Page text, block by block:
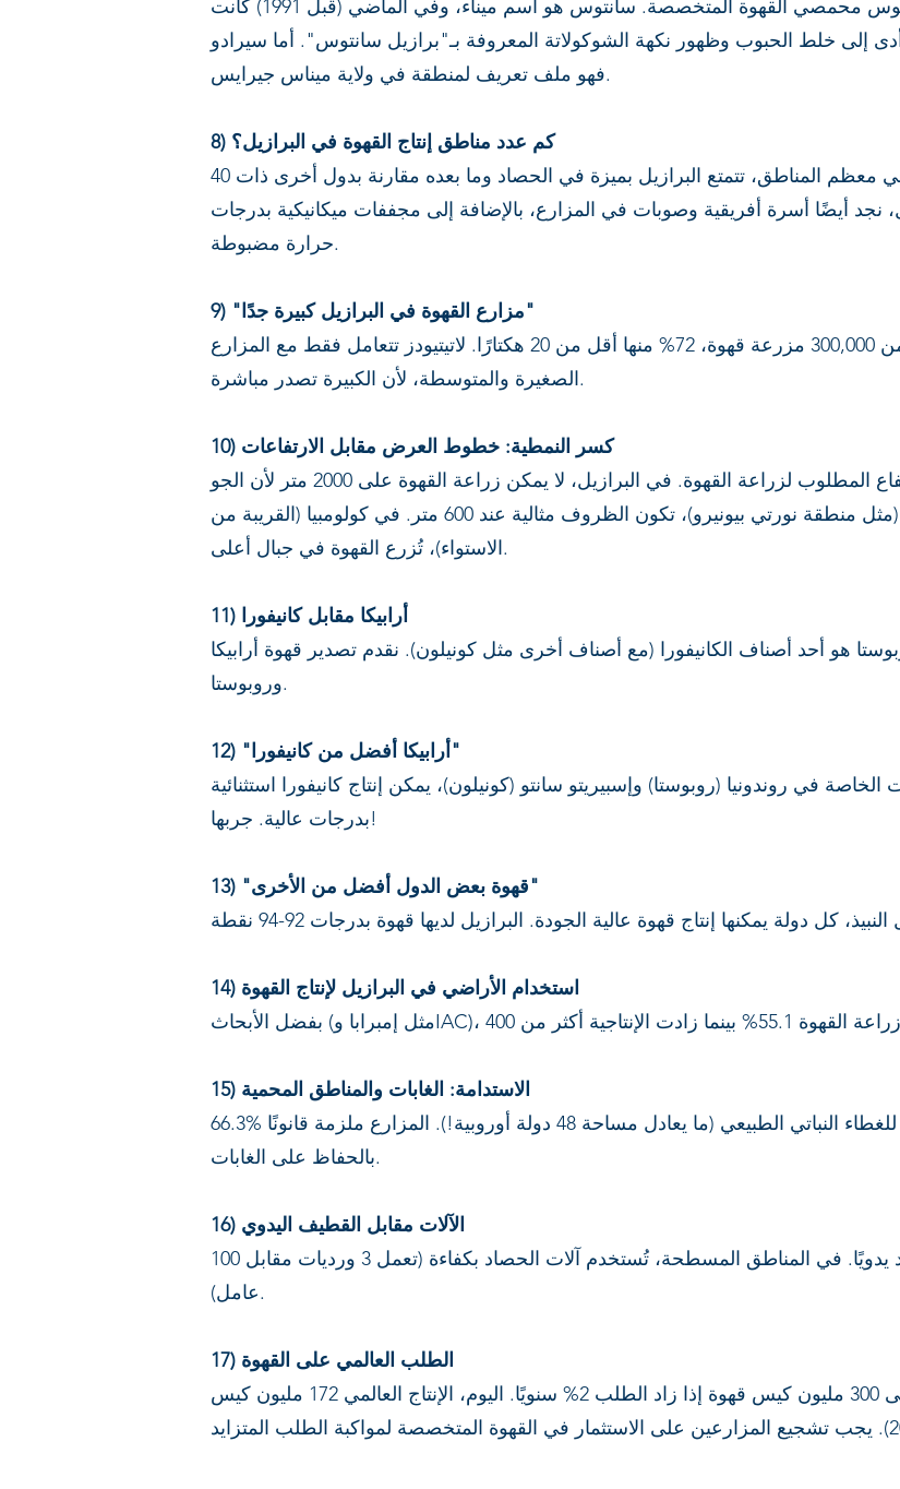
هذه الأسماء تختفي تدريجيًا من قاموس محمصي القهوة المتخصصة. سانتوس هو اسم ميناء، وفي الماضي (قبل 1991) كانت
إلى خلط الحبوب وظهور نكهة الشوكولاتة المعروفة بـ"برازيل سانتوس". أما سيرادو
فهو ملف تعريف لمنطقة في ولاية ميناس جيرايس.
8) كم عدد مناطق إنتاج القهوة في البرازيل؟
40 منطقة مختلفة. بفضل الشتاء الجاف في معظم المناطق، تتمتع البرازيل بميزة في الحصاد وما بعده مقارنة بدول أخرى ذات
نجد أيضًا أسرة أفريقية وصوبات في المزارع، بالإضافة إلى مجففات ميكانيكية بدرجات
حرارة مضبوطة.
9) "مزارع القهوة في البرازيل كبيرة جدًا"
غير صحيح! يوجد في البرازيل أكثر من 300,000 مزرعة قهوة، 72% منها أقل من 20 هكتارًا. لاتيتيودز تتعامل فقط مع المزارع
الصغيرة والمتوسطة، لأن الكبيرة تصدر مباشرة.
10) كسر النمطية: خطوط العرض مقابل الارتفاعات
كلما ابتعدنا عن خط الاستواء، قل الارتفاع المطلوب لزراعة القهوة. في البرازيل، لا يمكن زراعة القهوة على 2000 متر لأن الجو
بارد جدًا. عند خط عرض 23° جنوبًا (مثل منطقة نورتي بيونيرو)، تكون الظروف مثالية عند 600 متر. في كولومبيا (القريبة من
الاستواء)، تُزرع القهوة في جبال أعلى.
11) أرابيكا مقابل كانيفورا
هو أحد أصناف الكانيفورا (مع أصناف أخرى مثل كونيلون). نقدم تصدير قهوة أرابيكا
وروبوستا.
12) "أرابيكا أفضل من كانيفورا"
في روندونيا (روبوستا) وإسبيريتو سانتو (كونيلون)، يمكن إنتاج كانيفورا استثنائية
بدرجات عالية. جربها!
13) "قهوة بعض الدول أفضل من الأخرى"
14) استخدام الأراضي في البرازيل لإنتاج القهوة
15) الاستدامة: الغابات والمناطق المحمية
66.3% من الأراضي البرازيلية مخصصة للغطاء النباتي الطبيعي (ما يعادل مساحة 48 دولة أوروبية!). المزارع ملزمة قانونًا
بالحفاظ على الغابات.
16) الآلات مقابل القطيف اليدوي
معظم القهوة في البرازيل تُحصد يدويًا. في المناطق المسطحة، تُستخدم آلات الحصاد بكفاءة (تعمل 3 ورديات مقابل 100
عامل).
17) الطلب العالمي على القهوة
بحلول 2050، قد يحتاج العالم إلى 300 مليون كيس قهوة إذا زاد الطلب 2% سنويًا. اليوم، الإنتاج العالمي 172 مليون كيس